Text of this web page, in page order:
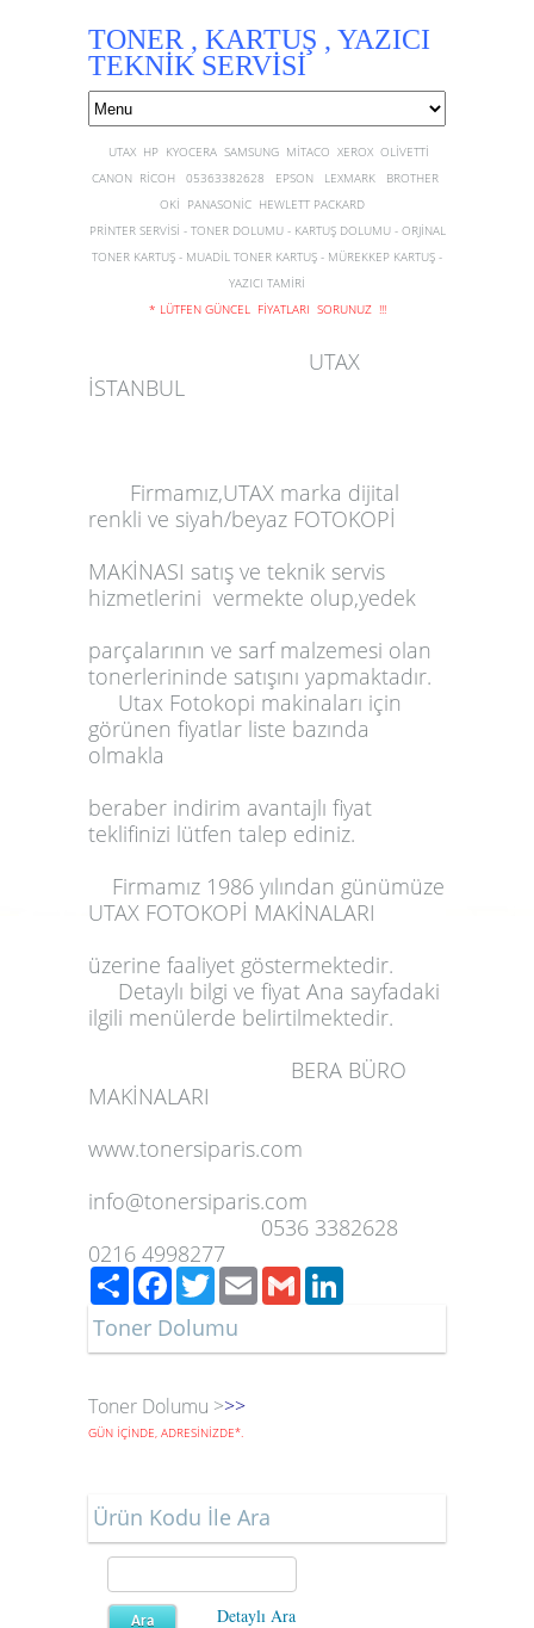
TONER , KARTUŞ , YAZICI
TEKNİK SERVİSİ
UTAX HP KYOCERA SAMSUNG MİTACO XEROX OLİVETTİ
CANON RİCOH 05363382628 EPSON LEXMARK BROTHER
OKİ PANASONİC HEWLETT PACKARD
PRİNTER SERVİSİ - TONER DOLUMU - KARTUŞ DOLUMU - ORJİNAL
TONER KARTUŞ - MUADİL TONER KARTUŞ - MÜREKKEP KARTUŞ -
YAZICI TAMİRİ
* LÜTFEN GÜNCEL FİYATLARI SORUNUZ !!!
UTAX
İSTANBUL
Firmamız,UTAX marka dijital
renkli ve siyah/beyaz FOTOKOPİ
MAKİNASI satış ve teknik servis
hizmetlerini vermekte olup,yedek
parçalarının ve sarf malzemesi olan
tonerlerininde satışını yapmaktadır.
Utax Fotokopi makinaları için
görünen fiyatlar liste bazında
olmakla
beraber indirim avantajlı fiyat
teklifinizi lütfen talep ediniz.
Firmamız 1986 yılından günümüze
UTAX FOTOKOPİ MAKİNALARI
üzerine faaliyet göstermektedir.
Detaylı bilgi ve fiyat Ana sayfadaki
ilgili menülerde belirtilmektedir.
BERA BÜRO
MAKİNALARI
www.tonersiparis.com
info@tonersiparis.com
0536 3382628
0216 4998277
PaylaşFacebook
TwitterEmailGmail
Toner Dolumu
Toner Dolumu >>>
GÜN İÇİNDE, ADRESİNİZDE*.
Ürün Kodu İle Ara
Detaylı Ara